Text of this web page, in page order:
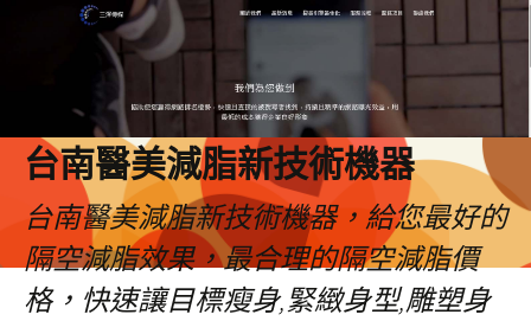
台南醫美減脂新技術機器
台南醫美減脂新技術機器，給您最好的
隔空減脂效果，最合理的隔空減脂價
格，快速讓目標瘦身,緊緻身型,雕塑身